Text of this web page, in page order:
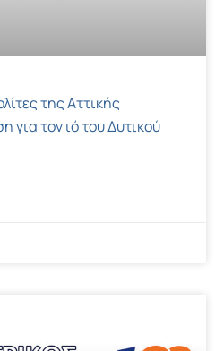
της Αττικής
τον ιό του Δυτικού